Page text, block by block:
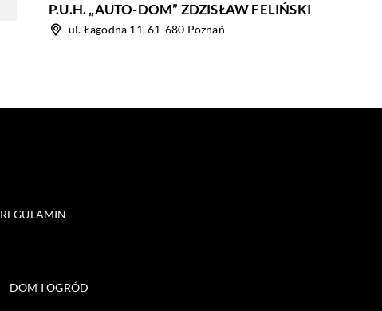
P.U.H. „AUTO-DOM” ZDZISŁAW FELIŃSKI
ul. Łagodna 11, 61-680 Poznań
REGULAMIN
DOM I OGRÓD